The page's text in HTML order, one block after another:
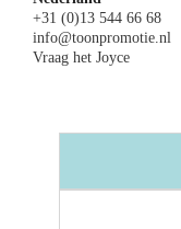
+31 (0)13 544 66 68
info@toonpromotie.nl
Vraag het Joyce